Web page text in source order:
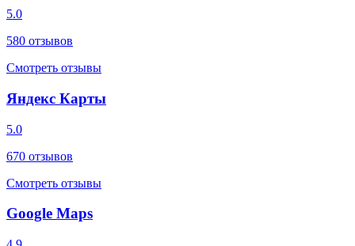
5.0
580 отзывов
Смотреть отзывы
Яндекс Карты
5.0
670 отзывов
Смотреть отзывы
Google Maps